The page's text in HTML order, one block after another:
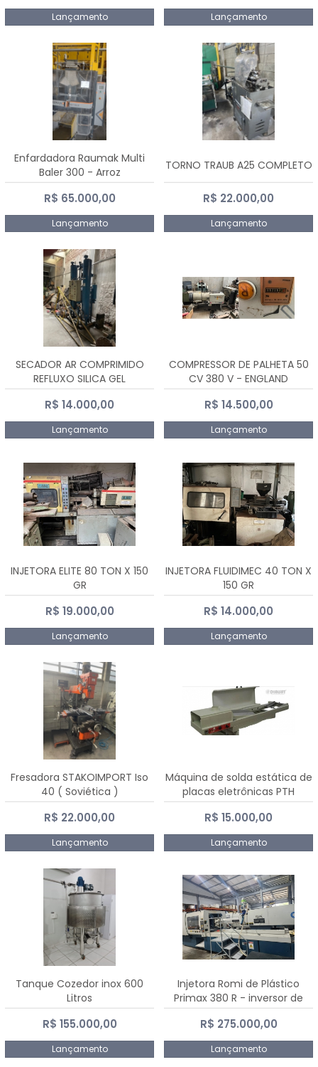
Lançamento Lançamento
Enfardadora Raumak Multi
Baler 300 - Arroz
R$ 65.000,00
Lançamento
TORNO TRAUB A25 COMPLETO
R$ 22.000,00
Lançamento
SECADOR AR COMPRIMIDO
REFLUXO SILICA GEL
R$ 14.000,00
Lançamento
COMPRESSOR DE PALHETA 50
CV 380 V - ENGLAND
R$ 14.500,00
Lançamento
INJETORA ELITE 80 TON X 150
GR
R$ 19.000,00
Lançamento
INJETORA FLUIDIMEC 40 TON X
150 GR
R$ 14.000,00
Lançamento
Fresadora STAKOIMPORT Iso
40 ( Soviética )
R$ 22.000,00
Lançamento
Máquina de solda estática de
placas eletrônicas PTH
DIALSAT
R$ 15.000,00
Lançamento
Tanque Cozedor inox 600
Litros
R$ 155.000,00
Lançamento
Injetora Romi de Plástico
Primax 380 R - inversor de
frequência NR 12 - 2008
R$ 275.000,00
Lançamento